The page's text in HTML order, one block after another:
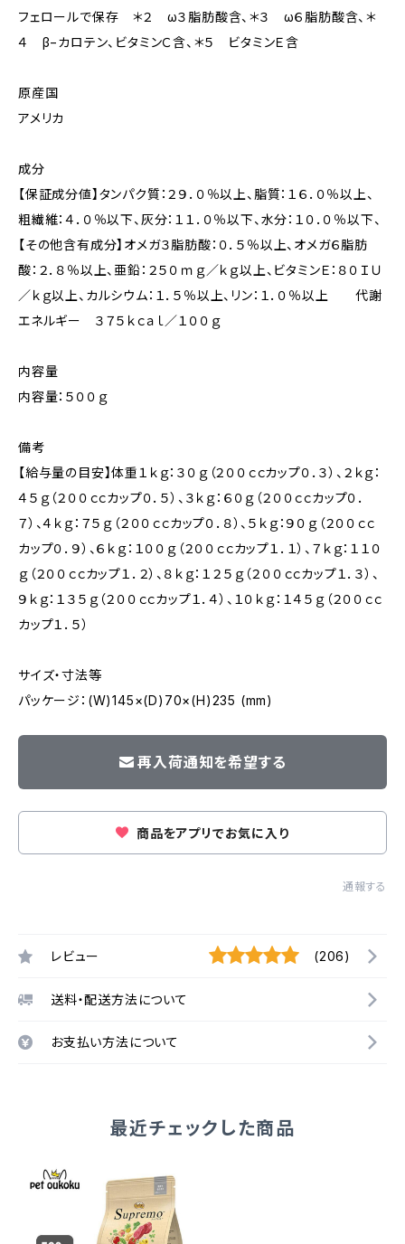
フェロールで保存 ＊２ ω３脂肪酸含、＊３ ω６脂肪酸含、＊
４ β−カロテン、ビタミンＣ含、＊５ ビタミンＥ含
原産国
アメリカ
成分
【保証成分値】タンパク質：２９．０％以上、脂質：１６．０％以上、
粗繊維：４．０％以下、灰分：１１．０％以下、水分：１０．０％以下、
【その他含有成分】オメガ３脂肪酸：０．５％以上、オメガ６脂肪
酸：２．８％以上、亜鉛：２５０ｍｇ／ｋｇ以上、ビタミンＥ：８０ＩＵ
／ｋｇ以上、カルシウム：１．５％以上、リン：１．０％以上 代謝
エネルギー ３７５ｋｃａｌ／１００ｇ
内容量
内容量：５００ｇ
備考
【給与量の目安】体重１ｋｇ：３０ｇ（２００ｃｃカップ０．３）、２ｋｇ：
４５ｇ（２００ｃｃカップ０．５）、３ｋｇ：６０ｇ（２００ｃｃカップ０．
７）、４ｋｇ：７５ｇ（２００ｃｃカップ０．８）、５ｋｇ：９０ｇ（２００ｃｃ
カップ０．９）、６ｋｇ：１００ｇ（２００ｃｃカップ１．１）、７ｋｇ：１１０
ｇ（２００ｃｃカップ１．２）、８ｋｇ：１２５ｇ（２００ｃｃカップ１．３）、
９ｋｇ：１３５ｇ（２００ｃｃカップ１．４）、１０ｋｇ：１４５ｇ（２００ｃｃ
カップ１．５）
サイズ・寸法等
パッケージ：(W)145×(D)70×(H)235 (mm)
再入荷通知を希望する
商品をアプリでお気に入り
通報する
レビュー (206)
送料・配送方法について
お支払い方法について
最近チェックした商品